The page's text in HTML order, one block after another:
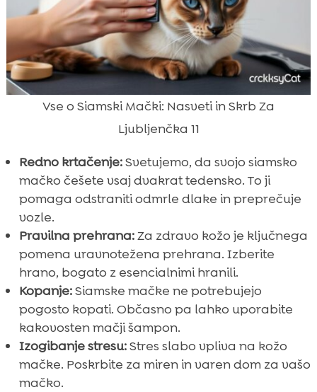
Vse o Siamski Mački: Nasveti in Skrb Za
Ljubljenčka 11
Redno krtačenje:Svetujemo, da svojo siamsko
mačko češete vsaj dvakrat tedensko. To ji
pomaga odstraniti odmrle dlake in preprečuje
vozle.
Pravilna prehrana:Za zdravo kožo je ključnega
pomena uravnotežena prehrana. Izberite
hrano, bogato z esencialnimi hranili.
Kopanje:Siamske mačke ne potrebujejo
pogosto kopati. Občasno pa lahko uporabite
kakovosten mačji šampon.
Izogibanje stresu:Stres slabo vpliva na kožo
mačke. Poskrbite za miren in varen dom za vašo
mačko.